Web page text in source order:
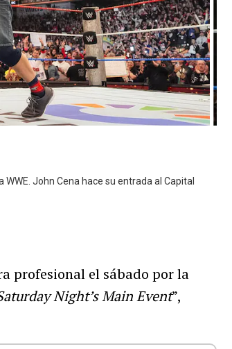
John Cena hace su entrada al Capital
profesional el sábado por la
Night’s Main Event”,